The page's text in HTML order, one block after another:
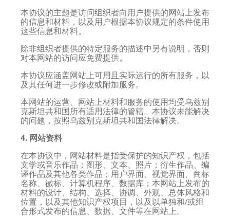
本协议的主题是访问组织者向用户提供的网站上发布
的信息和材料，以及用户根据本协议规定的条件使用
这些信息和材料。
除非组织者提供的特定服务的描述中另有说明，否则
对本网站的访问应免费提供。
本协议应涵盖网站上可用且实际运行的所有服务，以
及其任何进一步修改或附加服务。
本网站的运营、网站上材料和服务的使用均受乌兹别
克斯坦共和国所有适用法律的管辖。本协议未能解决
的问题，按照乌兹别克斯坦共和国法律解决。
4. 网站资料
在本协议中，网站材料是指受保护的知识产权，包括
文学或音乐作品；图形、文本、照片；衍生作品、编
译作品及其他各类作品；用户界面、视觉界面、商标
名称、徽标、计算机程序、数据库；本网站上发布的
材料的设计、结构、选择、协调、外观、总体风格和
位置，以及其他知识产权项目，以及以单独和/或组
合形式发布的信息、数据、文件等在网站上。